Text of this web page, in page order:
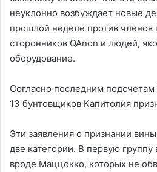
неуклонно возбуждает новые
прошлой неделе против членов
сторонников QAnon и людей,
оборудование.
Согласно последним
13 бунтовщиков Капитолия
Эти заявления о признании
две категории. В первую группу
вроде Маццокко, которых не